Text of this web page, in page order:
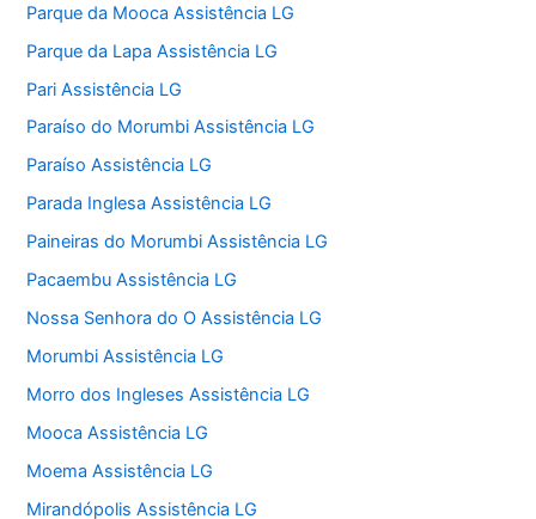
Parque da Mooca Assistência LG
Parque da Lapa Assistência LG
Pari Assistência LG
Paraíso do Morumbi Assistência LG
Paraíso Assistência LG
Parada Inglesa Assistência LG
Paineiras do Morumbi Assistência LG
Pacaembu Assistência LG
Nossa Senhora do O Assistência LG
Morumbi Assistência LG
Morro dos Ingleses Assistência LG
Mooca Assistência LG
Moema Assistência LG
Mirandópolis Assistência LG